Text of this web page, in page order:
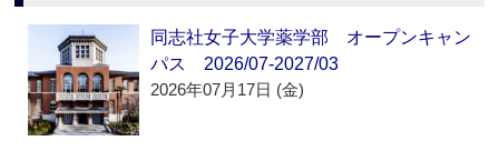
同志社女子大学薬学部 オープンキャン
パス 2026/07-2027/03
2026年07月17日 (金)